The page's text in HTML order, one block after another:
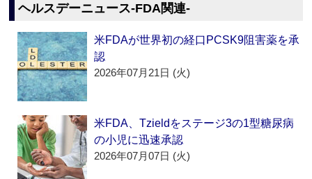
ヘルスデーニュース‐FDA関連‐
米FDAが世界初の経口PCSK9阻害薬を承
認
2026年07月21日 (火)
米FDA、Tzieldをステージ3の1型糖尿病
の小児に迅速承認
2026年07月07日 (火)